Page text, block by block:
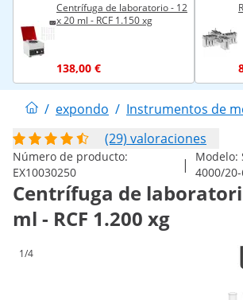
Centrífuga de laboratorio - 12
x 20 ml - RCF 1.150 xg
138,00 €
/ expondo / Instrumentos de
(29) valoraciones
Número de producto:
EX10030250
| Modelo:
4000/
Centrífuga de
ml - RCF 1.200 xg
1/4